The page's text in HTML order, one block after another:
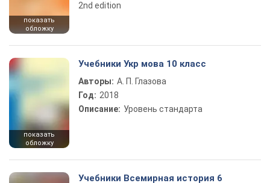
показать
обложку
2nd edition
показать
обложку
Учебники Укр мова 10 класс
Авторы: А. П. Глазова
Год: 2018
Описание: Уровень стандарта
Учебники Всемирная история 6